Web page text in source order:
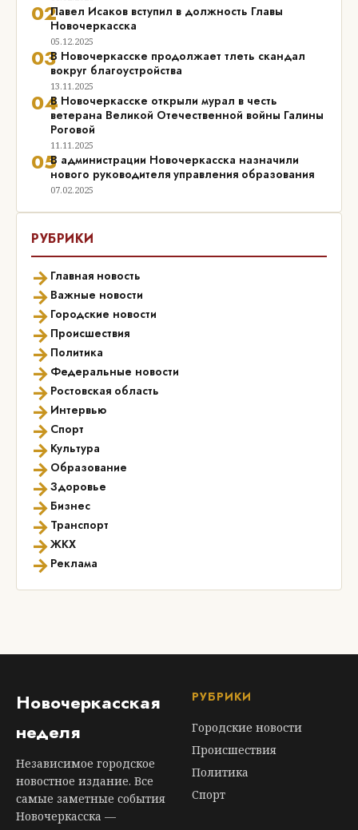
02Павел Исаков вступил в должность Главы
Новочеркасска
05.12.2025
03В Новочеркасске продолжает тлеть скандал
вокруг благоустройства
13.11.2025
04В Новочеркасске открыли мурал в честь
ветерана Великой Отечественной войны Галины
Роговой
11.11.2025
05В администрации Новочеркасска назначили
нового руководителя управления образования
07.02.2025
РУБРИКИ
→ Главная новость
→ Важные новости
→ Городские новости
→ Происшествия
→ Политика
→ Федеральные новости
→ Ростовская область
→ Интервью
→ Спорт
→ Культура
→ Образование
→Здоровье
→ Бизнес
→ Транспорт
→ЖКХ
→ Реклама
Новочеркасская
неделя
Независимое городское
новостное издание. Все
самые заметные события
Новочеркасска —
РУБРИКИ
Городские новости
Происшествия
Политика
Спорт